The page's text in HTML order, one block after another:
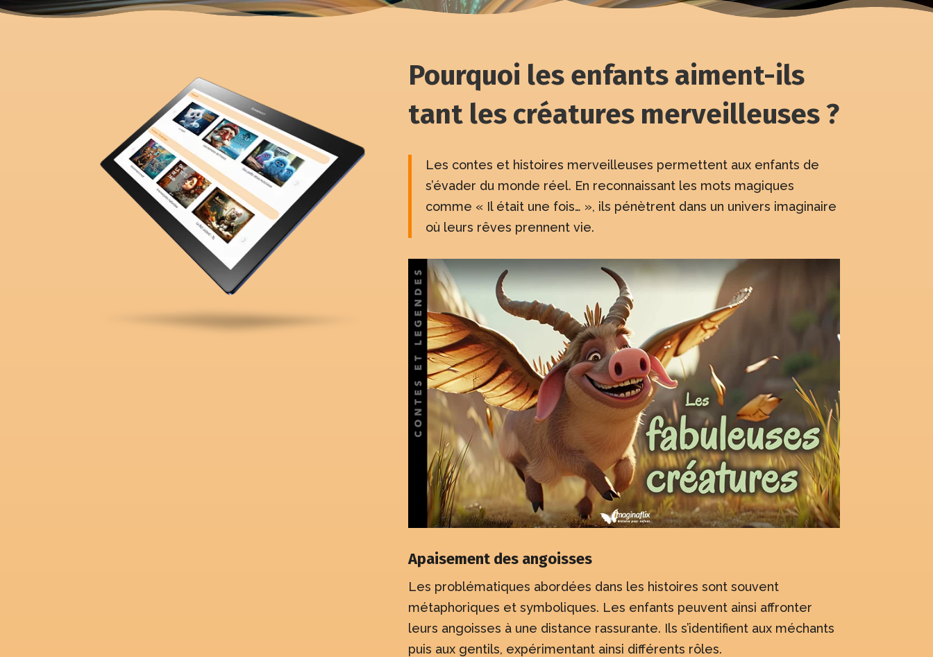
Pourquoi les enfants aiment-ils
tant les créatures merveilleuses ?
Les contes et histoires merveilleuses permettent aux enfants de
s’évader du monde réel. En reconnaissant les mots magiques
comme « Il était une fois… », ils pénètrent dans un univers imaginaire
où leurs rêves prennent vie.
Apaisement des angoisses
Les problématiques abordées dans les histoires sont souvent
métaphoriques et symboliques. Les enfants peuvent ainsi affronter
leurs angoisses à une distance rassurante. Ils s’identifient aux méchants
puis aux gentils, expérimentant ainsi différents rôles.